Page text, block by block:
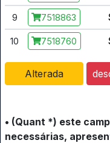
9 7518863
10 7518760
Alterada
• (Quant *) este
necessárias,